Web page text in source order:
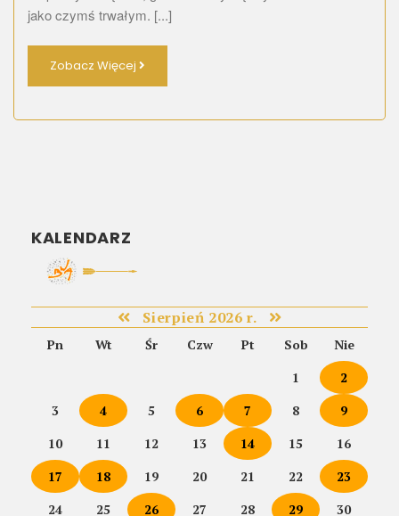
jako czymś trwałym. [...]
Zobacz Więcej
KALENDARZ
Sierpień 2026 r.
Pn Wt Śr Czw Pt Sob
Nie
1
2
3
4 5 6 7 8
9
10
11 12 13 14 15
16
17
18 19 20 21 22
23
24
25 26 27 28 29 30